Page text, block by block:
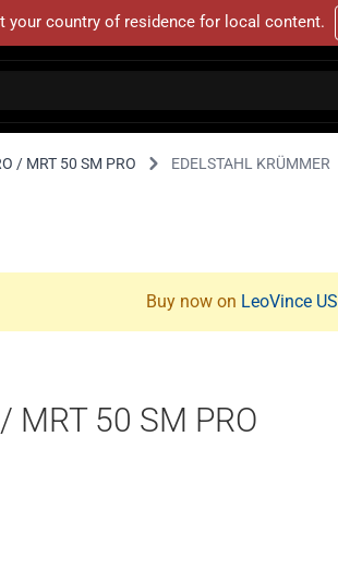
your country of residence for local content.
/ MRT 50 SM PRO EDELSTAHL KRÜMMER
Buy now on LeoVince US
MRT 50 SM PRO